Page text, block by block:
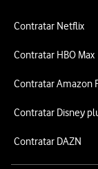
Contratar Netflix
Contratar HBO Max
Contratar Amazon
Contratar Disney
Contratar DAZN